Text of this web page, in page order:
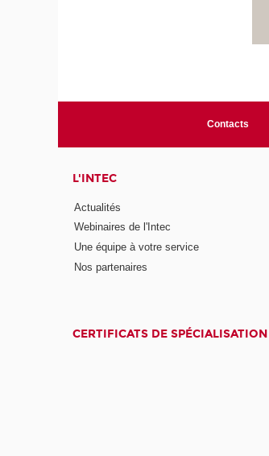
Contacts
L'INTEC
Actualités
Webinaires de l'Intec
Une équipe à votre service
Nos partenaires
CERTIFICATS DE SPÉCIALISATION